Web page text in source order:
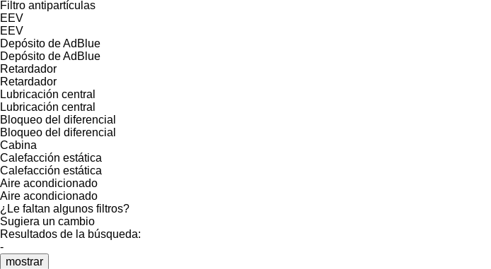
Filtro antipartículas
EEV
EEV
Depósito de AdBlue
Depósito de AdBlue
Retardador
Retardador
Lubricación central
Lubricación central
Bloqueo del diferencial
Bloqueo del diferencial
Cabina
Calefacción estática
Calefacción estática
Aire acondicionado
Aire acondicionado
¿Le faltan algunos filtros?
Sugiera un cambio
Resultados de la búsqueda:
-
mostrar